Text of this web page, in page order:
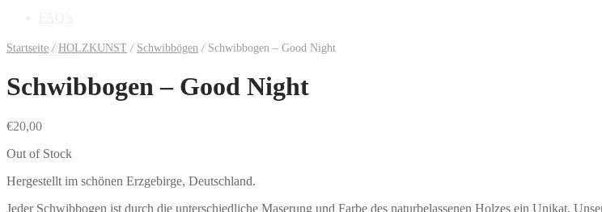
Contact
Startseite / HOLZKUNST / Schwibbögen /Schwibbogen – Good Night
Schwibbogen – Good Night
€20,00
Out of Stock
Hergestellt im schönen Erzgebirge, Deutschland.
Jeder Schwibbogen ist durch die unterschiedliche Maserung und Farbe des naturbelassenen Holzes ein Unikat.